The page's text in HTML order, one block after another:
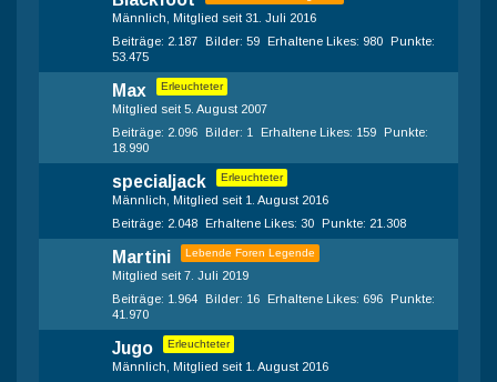
Männlich Mitglied seit 31. Juli 2016
Beiträge 2.187 Bilder 59 Erhaltene Likes 980 Punkte
53.475
Max Erleuchteter
Mitglied seit 5. August 2007
Beiträge 2.096 Bilder 1 Erhaltene Likes 159
Punkte
18.990
specialjack Erleuchteter
Männlich Mitglied seit 1. August 2016
Beiträge 2.048 Erhaltene Likes 30 Punkte 21.308
Martini Lebende Foren Legende
Mitglied seit 7. Juli 2019
Beiträge 1.964 Bilder 16 Erhaltene Likes 696
Punkte
41.970
Jugo Erleuchteter
Männlich Mitglied seit 1. August 2016